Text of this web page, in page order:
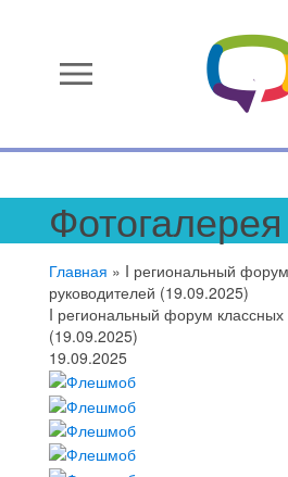
menu
Фотогалерея
Главная » I региональный
руководителей (19.09.2025)
I региональный форум классных
(19.09.2025)
19.09.2025